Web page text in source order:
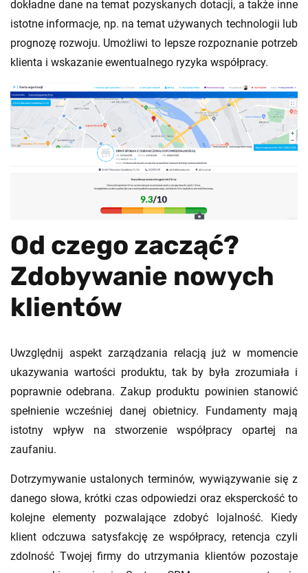
dokładne dane na temat pozyskanych dotacji, a także inne
istotne informacje, np. na temat używanych technologii lub
prognozę rozwoju. Umożliwi to lepsze rozpoznanie potrzeb
klienta i wskazanie ewentualnego ryzyka współpracy.
Od czego zacząć?
Zdobywanie nowych
klientów
Uwzględnij aspekt zarządzania relacją już w momencie
ukazywania wartości produktu, tak by była zrozumiała i
poprawnie odebrana. Zakup produktu powinien stanowić
spełnienie wcześniej danej obietnicy. Fundamenty mają
istotny wpływ na stworzenie współpracy opartej na
zaufaniu.
Dotrzymywanie ustalonych terminów, wywiązywanie się z
danego słowa, krótki czas odpowiedzi oraz eksperckość to
kolejne elementy pozwalające zdobyć lojalność. Kiedy
klient odczuwa satysfakcję ze współpracy, retencja czyli
zdolność Twojej firmy do utrzymania klientów pozostaje